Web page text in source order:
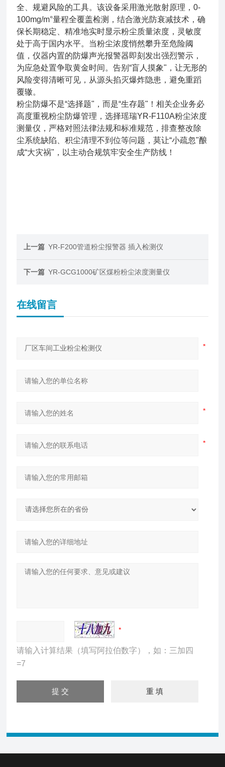
全、规避风险的工具。该设备采用激光散射原理，0-
100mg/m°量程全覆盖检测，结合激光防衰减技术，确
保长期稳定、精准地实时显示粉尘质量浓度，灵敏度
处于高于国内水平。当粉尘浓度悄然攀升至危险阈
值，仪器内置的防爆声光报警器即刻发出强烈警示，
为应急处置争取黄金时间。告别“盲人摸象"，让无形的
风险变得清晰可见，从源头掐灭爆炸隐患，避免重蹈
覆辙。
粉尘防爆不是“选择题"，而是“生存题"！相关企业务必
高度重视粉尘防爆管理，选择瑶瑞YR-F110A粉尘浓度
测量仪，严格对照法律法规和标准规范，排查整改除
尘系统缺陷、积尘清理不到位等问题，莫让“小疏忽"酿
成“大灾祸"，以主动合规筑牢安全生产防线！
上一篇 YR-F200管道粉尘报警器 插入检测仪
下一篇 YR-GCG1000矿区煤粉粉尘浓度测量仪
在线留言
请输入计算结果（填写阿拉伯数字），如：三加四
=7